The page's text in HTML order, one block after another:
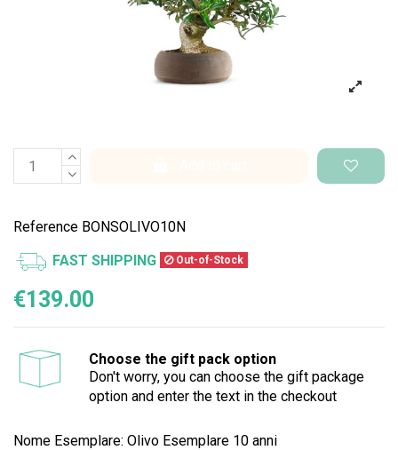
Reference BONSOLIVO10N
FAST SHIPPING Out-of-Stock
€139.00
Choose the gift pack option
Don't worry, you can choose the gift package
option and enter the text in the checkout
Nome Esemplare: Olivo Esemplare 10 anni